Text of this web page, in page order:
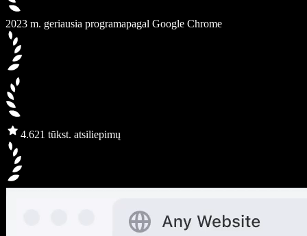
2023 m. geriausia programapagal Google Chrome
4.621 tūkst. atsiliepimų